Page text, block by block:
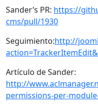
Sander’s PR: https://
cms/pull/1930
Seguimiento:http://
Artículo de Sander:
http://
permissions-per-